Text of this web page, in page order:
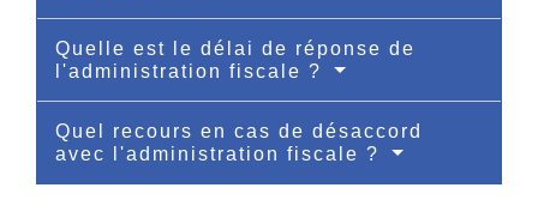
Quelle est le délai de réponse de
l'administration fiscale ?
Quel recours en cas de désaccord
avec l'administration fiscale ?